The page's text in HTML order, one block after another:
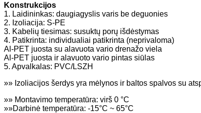
Konstrukcijos
1. Laidininkas: daugiagyslis varis be deguonies
2. Izoliacija: S-PE
3. Kabelių tiesimas: susuktų porų išdėstymas
4. Patikrinta: individualiai patikrinta (neprivaloma)
Al-PET juosta su alavuota vario drenažo viela
Al-PET juosta ir alavuoto vario pintas siūlas
5. Apvalkalas: PVC/LSZH
»» Izoliacijos šerdys yra mėlynos ir baltos spalvos su
»» Montavimo temperatūra: virš 0 °C
»»Darbinė temperatūra: -15°C ~ 65°C